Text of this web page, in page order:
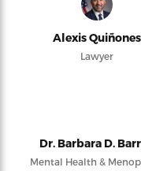
Alexis Quiñones
Lawyer
Dr. Barbara D.
Mental Health &